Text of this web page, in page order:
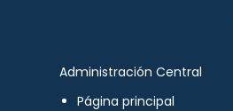
Administración Central
Página principal